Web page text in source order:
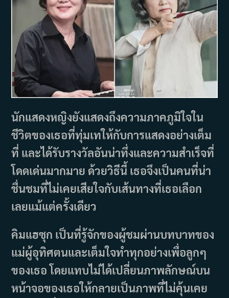
นักแสดงหญิงยังแสดงถึงความภาคภูมิใจใน
ชีวิตของเธอที่ทุ่มเทให้กับการแสดงอย่างเต็ม
ที่ และได้รับรางวัลอันน่าทึ่งและความสำเร็จที่
โดดเด่นมากมาย ด้วยวิธีนี้ เธอจึงเป็นคนที่น่า
ชื่นชมที่ไม่เคยเสียใจกับเส้นทางที่เธอเลือก
เลยแม้แต่ครั้งเดียว
คิมแฮซุก เป็นที่รู้จักของผู้ชมผ่านบทบาทของ
แม่ผู้อุทิศตนและเต็มใจทำทุกอย่างเพื่อลูกๆ
ของเธอ โดยแทบไม่ได้เปลี่ยนภาพลักษณ์บน
หน้าจอของเธอให้กลายเป็นภาพที่ไม่คุ้นเคย